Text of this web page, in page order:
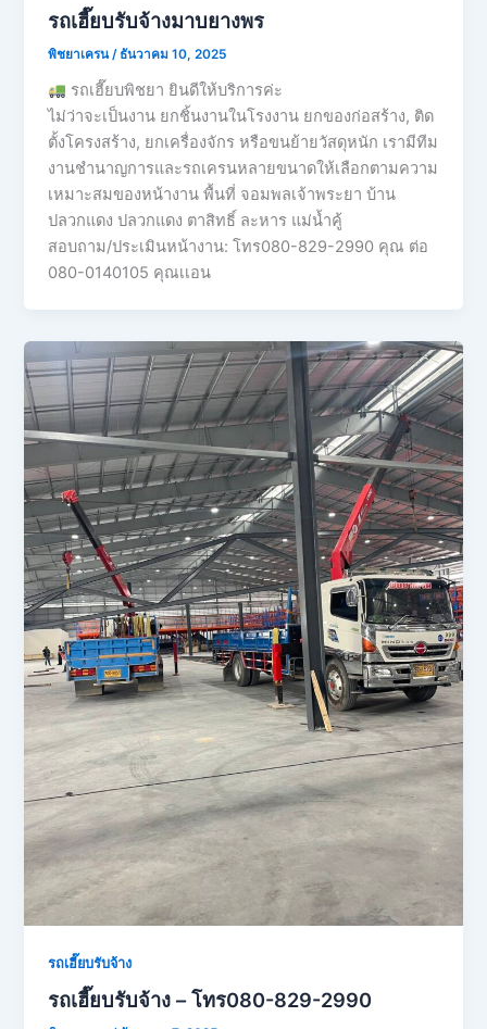
รถเฮี๊ยบรับจ้างมาบยางพร
พิชยาเครน/ ธันวาคม 10, 2025
รถเฮี๊ยบพิชยา ยินดีให้บริการค่ะ
ไม่ว่าจะเป็นงาน ยกชิ้นงานในโรงงาน ยกของก่อสร้าง, ติด
ตั้งโครงสร้าง, ยกเครื่องจักร หรือขนย้ายวัสดุหนัก เรามีทีม
งานชำนาญการและรถเครนหลายขนาดให้เลือกตามความ
เหมาะสมของหน้างาน พื้นที่ จอมพลเจ้าพระยา บ้าน
ปลวกแดง ปลวกแดง ตาสิทธิ์ ละหาร แม่น้ำคู้
สอบถาม/ประเมินหน้างาน: โทร080-829-2990 คุณ ต่อ
080-0140105 คุณเเอน
รถเฮี๊ยบรับจ้าง
รถเฮี๊ยบรับจ้าง – โทร080-829-2990